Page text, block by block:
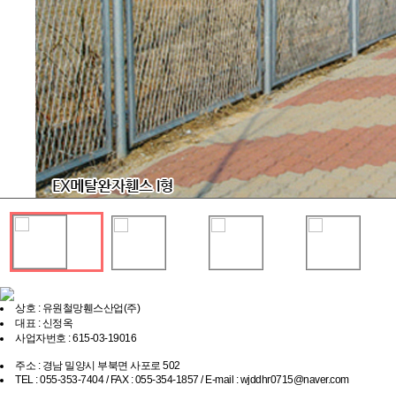
상호 : 유원철망휀스산업(주)
대표 : 신정옥
사업자번호 : 615-03-19016
주소 : 경남 밀양시 부북면 사포로 502
TEL : 055-353-7404 / FAX : 055-354-1857 / E-mail : wjddhr0715@naver.com